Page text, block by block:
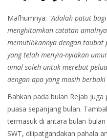
Mafhumnya: "Adalah patut
menghitamkan catatan
memutihkannya dengan
yang telah menyia-nyiakan
amal soleh untuk merebut
dengan apa yang masih
Bahkan pada bulan Rejab
puasa sepanjang bulan.
termasuk di antara bulan-
SWT, dilipatgandakan pahala